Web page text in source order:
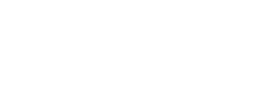
Nebuzaradan, de
nam ze gevangen en voerde